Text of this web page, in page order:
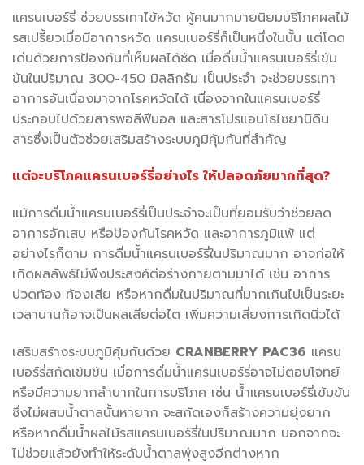
แครนเบอร์รี่ ช่วยบรรเทาไข้หวัด ผู้คนมากมายนิยมบริโภคผลไม้
รสเปรี้ยวเมื่อมีอาการหวัด แครนเบอร์รี่ก็เป็นหนึ่งในนั้น แต่โดด
เด่นด้วยการป้องกันที่เห็นผลได้ชัด เมื่อดื่มน้ำแครนเบอร์รี่เข้ม
ข้นในปริมาณ 300-450 มิลลิกรัม เป็นประจำ จะช่วยบรรเทา
อาการอันเนื่องมาจากโรคหวัดได้ เนื่องจากในแครนเบอร์รี่
ประกอบไปด้วยสารพอลีฟีนอล และสารโปรแอนโธไซยานิดิน
สารซึ่งเป็นตัวช่วยเสริมสร้างระบบภูมิคุ้มกันที่สำคัญ
แต่จะบริโภคแครนเบอร์รี่อย่างไร ให้ปลอดภัยมากที่สุด?
แม้การดื่มน้ำแครนเบอร์รี่เป็นประจำจะเป็นที่ยอมรับว่าช่วยลด
อาการอักเสบ หรือป้องกันโรคหวัด และอาการภูมิแพ้ แต่
อย่างไรก็ตาม การดื่มน้ำแครนเบอร์รี่ในปริมาณมาก อาจก่อให้
เกิดผลลัพธ์ไม่พึงประสงค์ต่อร่างกายตามมาได้ เช่น อาการ
ปวดท้อง ท้องเสีย หรือหากดื่มในปริมาณที่มากเกินไปเป็นระยะ
เวลานานก็อาจเป็นผลเสียต่อไต เพิ่มความเสี่ยงการเกิดนิ่วได้
เสริมสร้างระบบภูมิคุ้มกันด้วย CRANBERRY PAC36 แครน
เบอร์รี่สกัดเข้มข้น เมื่อการดื่มน้ำแครนเบอร์รี่อาจไม่ตอบโจทย์
หรือมีความยากลำบากในการบริโภค เช่น น้ำแครนเบอร์รี่เข้มข้น
ซึ่งไม่ผสมน้ำตาลนั้นหายาก จะสกัดเองก็สร้างความยุ่งยาก
หรือหากดื่มน้ำผลไม้รสแครนเบอร์รี่ในปริมาณมาก นอกจากจะ
ไม่ช่วยแล้วยังทำให้ระดับน้ำตาลพุ่งสูงอีกต่างหาก